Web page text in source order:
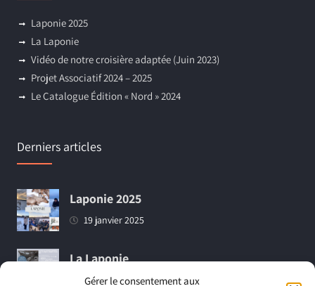
Gérer le consentement aux
Laponie 2025
La Laponie
Vidéo de notre croisière adaptée (Juin 2023)
Projet Associatif 2024 – 2025
Le Catalogue Édition « Nord » 2024
Derniers articles
Laponie 2025
19 janvier 2025
La Laponie
18 mars 2024